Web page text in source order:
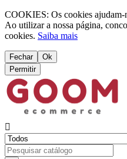
COOKIES: Os cookies ajudam-
Ao utilizar a nossa página,
cookies. Saiba mais
Fechar
Ok
Permitir
